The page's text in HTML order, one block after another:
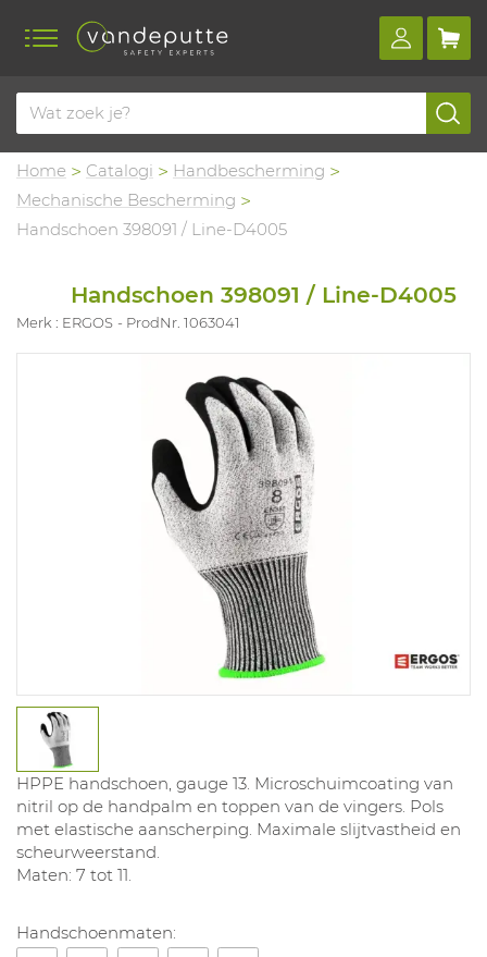
Home Catalogi
Handbescherming
Mechanische Bescherming
Handschoen 398091 / Line-D4005
Handschoen 398091 / Line-D4005
Merk : ERGOS ProdNr. 1063041
HPPE handschoen, gauge 13. Microschuimcoating van
nitril op de handpalm en toppen van de vingers. Pols
met elastische aanscherping. Maximale slijtvastheid en
scheurweerstand.
Maten: 7 tot 11.
Handschoenmaten: